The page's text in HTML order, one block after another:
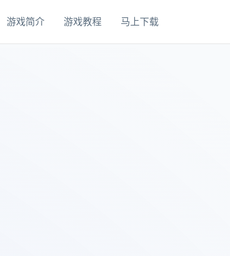
游戏简介 游戏教程 马上下载